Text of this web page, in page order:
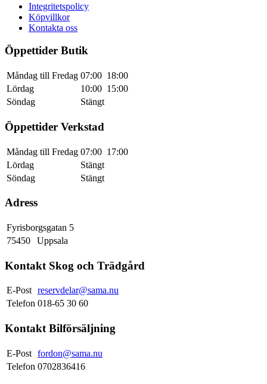
Integritetspolicy
Köpvillkor
Kontakta oss
Öppettider Butik
Måndag till Fredag 07:00 18:00
Lördag
10:00 15:00
Söndag
Stängt
Öppettider Verkstad
Måndag till Fredag 07:00 17:00
Lördag
Stängt
Söndag
Stängt
Adress
Fyrisborgsgatan 5
75450
Uppsala
Kontakt Skog och Trädgård
E-Post reservdelar@sama.nu
Telefon 018-65 30 60
Kontakt Bilförsäljning
E-Post fordon@sama.nu
Telefon 0702836416